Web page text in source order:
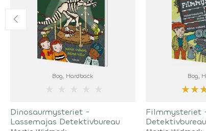
Bog, Hardback
Dinosaurmysteriet -
Lassemajas Detektivbureau
Bog,
★★
Filmmysteriet
Detektivbureau